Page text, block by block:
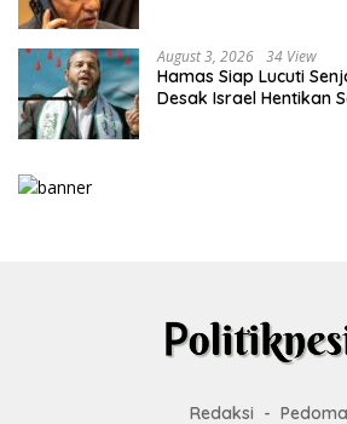
August 3, 2026 34 View
Hamas Siap Lucuti
Desak Israel Hentikan
Redaksi